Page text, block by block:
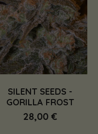
SILENT SEEDS -
GORILLA FROST
28,00 €